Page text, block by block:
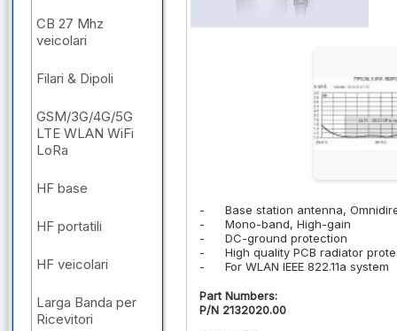
CB 27 Mhz
veicolari
Filari & Dipoli
GSM/3G/4G/5G
LTE WLAN WiFi
LoRa
HF base
HF portatili
HF veicolari
Larga Banda per
Ricevitori
-
Base station antenna,
-
Mono-band, High-gain
-
DC-ground protection
-
High quality PCB radiator
-
For WLAN IEEE 822.11a system
Part Numbers:
P/N 2132020.00